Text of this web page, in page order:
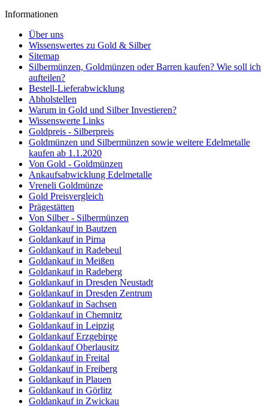
Informationen
Über uns
Wissenswertes zu Gold & Silber
Sitemap
Silbermünzen, Goldmünzen oder Barren kaufen? Wie soll ich
aufteilen?
Bestell-Lieferabwicklung
Abholstellen
Warum in Gold und Silber Investieren?
Wissenswerte Links
Goldpreis - Silberpreis
Goldmünzen und Silbermünzen sowie weitere Edelmetalle
kaufen ab 1.1.2020
Von Gold - Goldmünzen
Ankaufsabwicklung Edelmetalle
Vreneli Goldmünze
Gold Preisvergleich
Prägestätten
Von Silber - Silbermünzen
Goldankauf in Bautzen
Goldankauf in Pirna
Goldankauf in Radebeul
Goldankauf in Meißen
Goldankauf in Radeberg
Goldankauf in Dresden Neustadt
Goldankauf in Dresden Zentrum
Goldankauf in Sachsen
Goldankauf in Chemnitz
Goldankauf in Leipzig
Goldankauf Erzgebirge
Goldankauf Oberlausitz
Goldankauf in Freital
Goldankauf in Freiberg
Goldankauf in Plauen
Goldankauf in Görlitz
Goldankauf in Zwickau